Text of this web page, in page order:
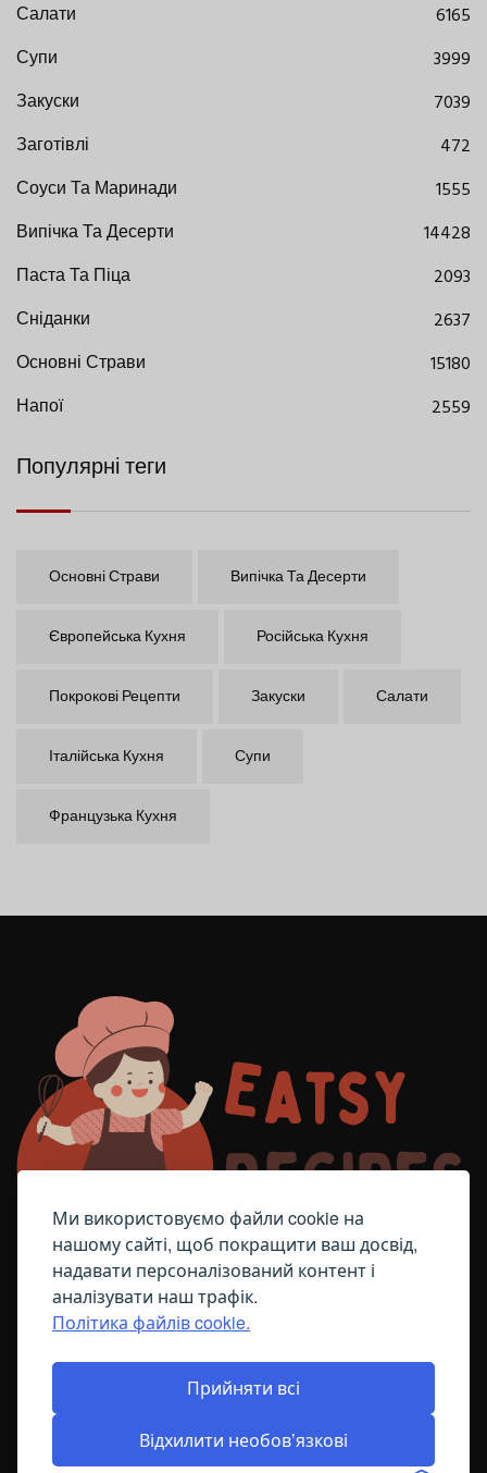
Ми використовуємо файли cookie на
нашому сайті, щоб покращити ваш досвід,
надавати персоналізований контент і
аналізувати наш трафік.
Політика файлів cookie.
Прийняти всі
Відхилити необов’язкові
Салати
6165
Супи
3999
Закуски
7039
Заготівлі
472
Соуси Та Маринади
1555
Випічка Та Десерти
14428
Паста Та Піца
2093
Сніданки
2637
Основні Страви
15180
Напої
2559
Популярні теги
Основні Страви Випічка Та Десерти
Європейська Кухня Російська Кухня
Покрокові Рецепти Закуски Салати
Італійська Кухня Супи
Французька Кухня
ПОЛІТИКА ЩОДО ФАЙЛІВ COOKIE
© All Right Reserved2026